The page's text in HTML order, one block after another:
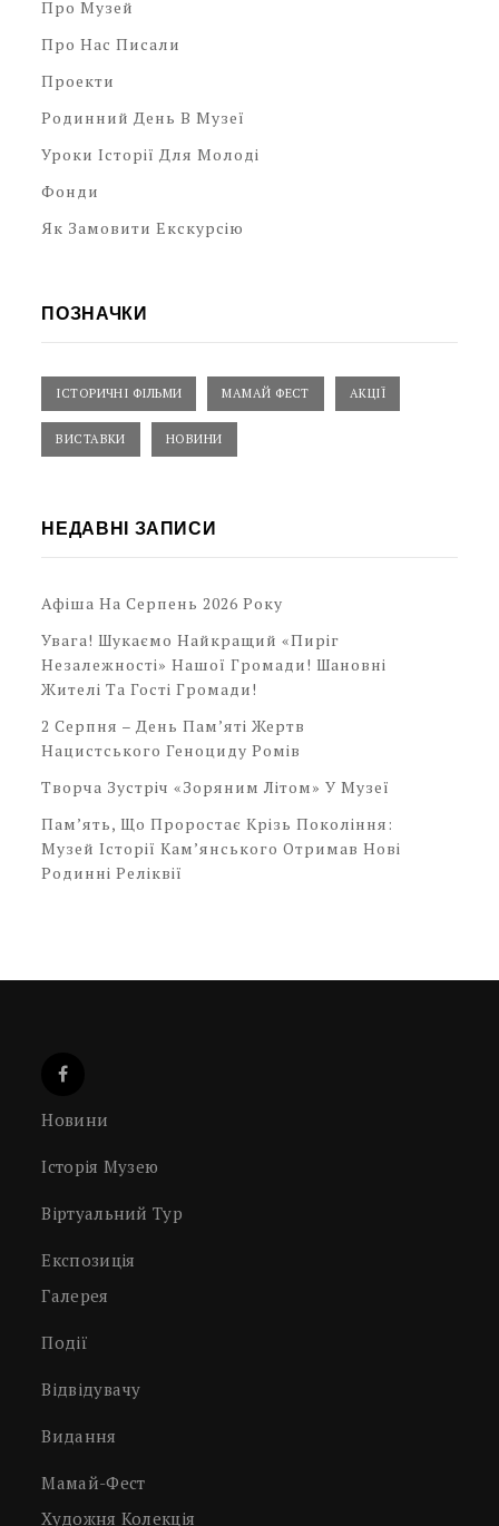
Про Музей
Про Нас Писали
Проекти
Родинний День В Музеї
Уроки Історії Для Молоді
Фонди
Як Замовити Екскурсію
ПОЗНАЧКИ
ІСТОРИЧНІ ФІЛЬМИ МАМАЙ ФЕСТ АКЦІЇ
ВИСТАВКИ НОВИНИ
НЕДАВНІ ЗАПИСИ
Афіша На Серпень 2026 Року
Увага! Шукаємо Найкращий «Пиріг
Незалежності» Нашої Громади! Шановні
Жителі Та Гості Громади!
2 Серпня – День Пам’яті Жертв
Нацистського Геноциду Ромів
Творча Зустріч «Зоряним Літом» У Музеї
Пам’ять, Що Проростає Крізь Покоління:
Музей Історії Кам’янського Отримав Нові
Родинні Реліквії
Новини
Історія Музею
Віртуальний Тур
Експозиція
Галерея
Події
Відвідувачу
Видання
Мамай-Фест
Художня Колекція